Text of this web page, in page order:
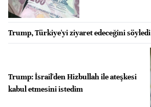
Trump, Türkiye'yi ziyaret edeceğini söyledi
Trump: İsrail'den Hizbullah ile ateşkesi
kabul etmesini istedim